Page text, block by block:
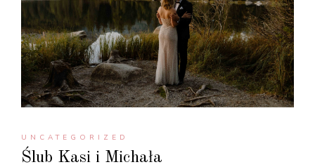
UNCATEGORIZED
Ślub Kasi i Michała